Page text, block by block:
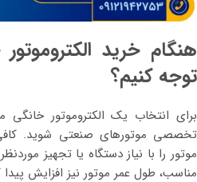
هنگام خرید
توجه کنیم؟
برای انتخاب یک الکتروموتور خانگی
تخصصی موتورهای صنعتی شوید.
موتور را با نیاز دستگاه یا تجهیز
مناسب، طول عمر موتور نیز افزایش پیدا